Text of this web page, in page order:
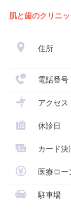
肌と歯のクリニ
住所
電話番号
アクセス
休診日
カード決
医療ロー
駐車場